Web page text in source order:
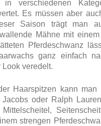
in verschiedenen
Es müssen aber
Saison trägt man
Mähne mit
Pferdeschwanz
ganz einfach
veredelt.
Haarspitzen kann
oder Ralph
strengen